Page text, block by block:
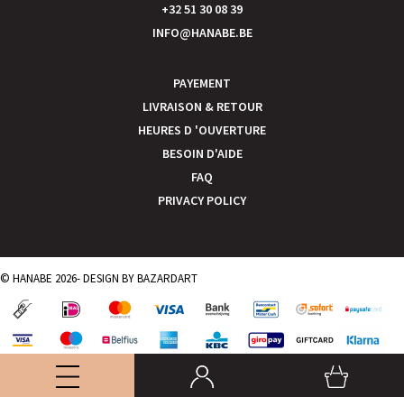
+32 51 30 08 39
INFO@HANABE.BE
PAYEMENT
LIVRAISON & RETOUR
HEURES D 'OUVERTURE
BESOIN D'AIDE
FAQ
PRIVACY POLICY
© HANABE 2026- DESIGN BYBAZARDART